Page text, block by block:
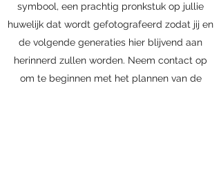
symbool, een prachtig pronkstuk op jullie
huwelijk dat wordt gefotografeerd zodat jij en
de volgende generaties hier blijvend aan
herinnerd zullen worden. Neem contact op
om te beginnen met het plannen van de